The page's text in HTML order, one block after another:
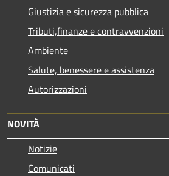
Giustizia e sicurezza pubblica
Tributi,finanze e contravvenzioni
Ambiente
Salute, benessere e assistenza
Autorizzazioni
NOVITÀ
Notizie
Comunicati